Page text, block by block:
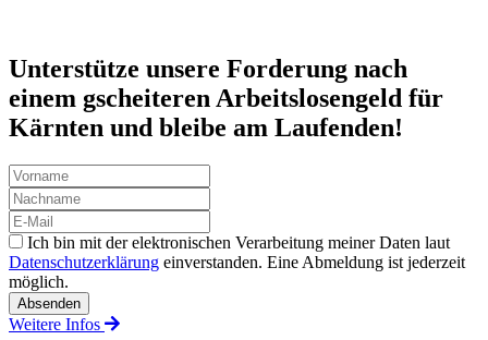
Unterstütze unsere Forderung nach
einem gscheiteren Arbeitslosengeld für
Kärnten und bleibe am Laufenden!
Ich bin mit der elektronischen Verarbeitung meiner Daten laut
Datenschutzerklärung einverstanden. Eine Abmeldung ist jederzeit
möglich.
Weitere Infos